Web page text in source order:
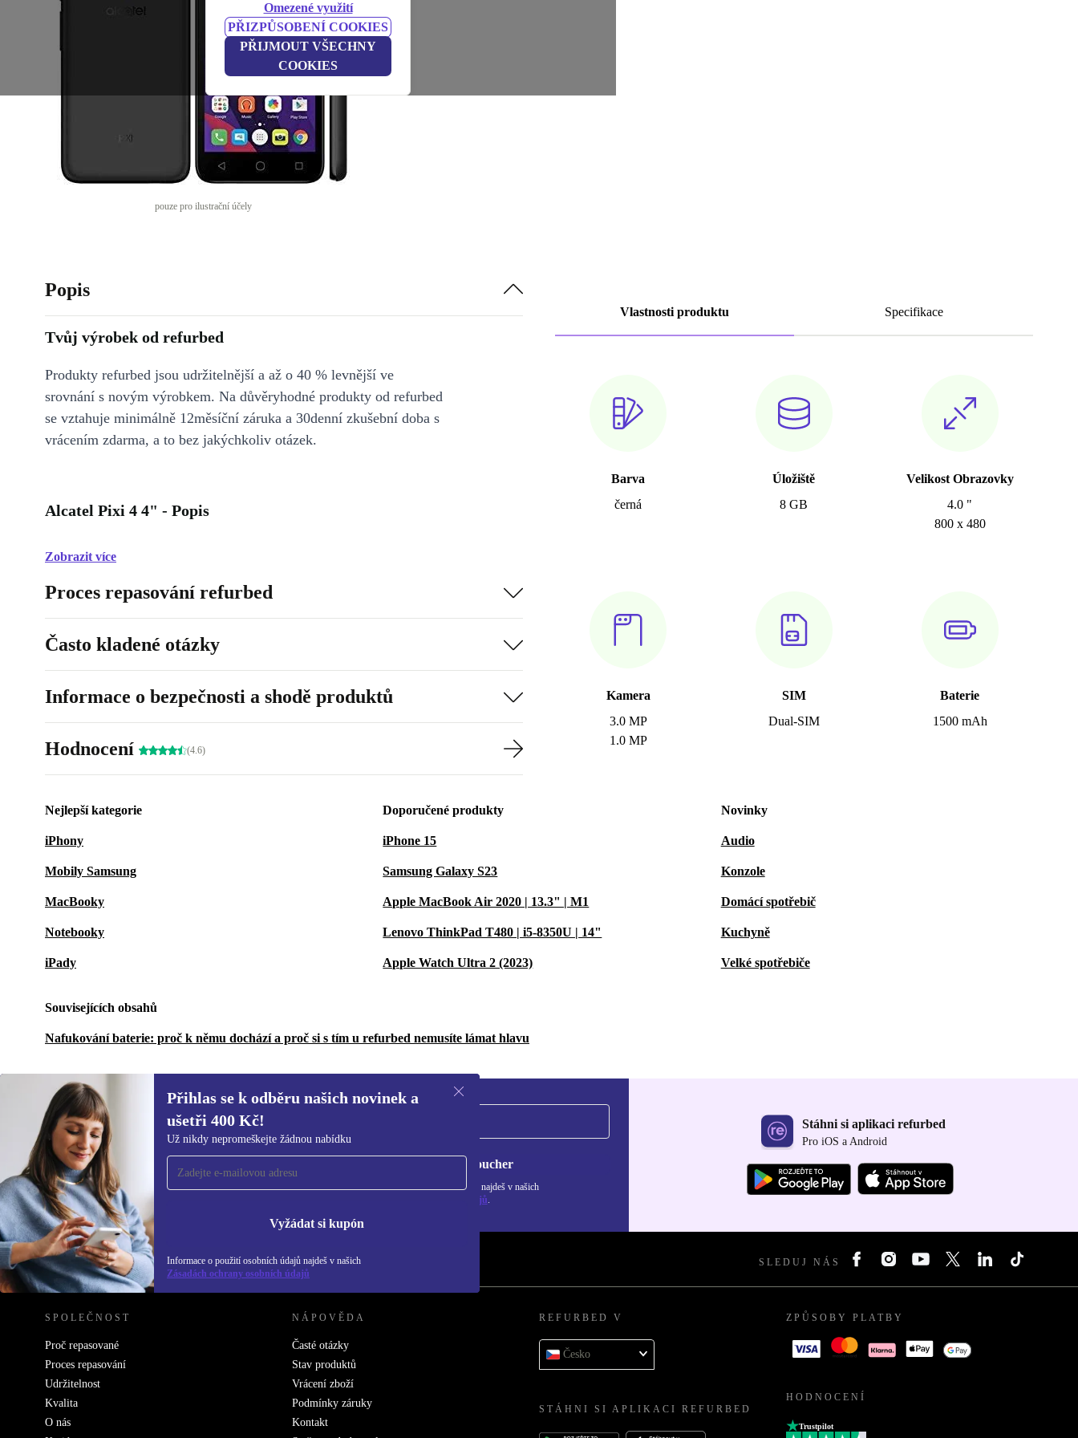
Omezené využití
PŘIZPŮSOBENÍ COOKIES
PŘIJMOUT VŠECHNY
COOKIES
pouze pro ilustrační účely
Vlastnosti produktu Specifikace
Barva
černá
Úložiště
8 GB
Velikost Obrazovky
4.0 "
800 x 480
Kamera
3.0 MP
1.0 MP
SIM
Dual-SIM
Baterie
1500 mAh
Popis
Tvůj výrobek od refurbed
Produkty refurbed jsou udržitelnější a až o 40 % levnější ve
srovnání s novým výrobkem. Na důvěryhodné produkty od refurbed
se vztahuje minimálně 12měsíční záruka a 30denní zkušební doba s
vrácením zdarma, a to bez jakýchkoliv otázek.
Alcatel Pixi 4 4" - Popis
Zobrazit více
Proces repasování refurbed
Často kladené otázky
Informace o bezpečnosti a shodě produktů
Hodnocení (4.6)
Nejlepší kategorie
iPhony
Mobily Samsung
MacBooky
Notebooky
iPady
Doporučené produkty
iPhone 15
Samsung Galaxy S23
Apple MacBook Air 2020 | 13.3" | M1
Lenovo ThinkPad T480 | i5-8350U | 14"
Apple Watch Ultra 2 (2023)
Novinky
Audio
Konzole
Domácí spotřebič
Kuchyně
Velké spotřebiče
Souvisejících obsahů
Nafukování baterie: proč k němu dochází a proč si s tím u refurbed nemusíte lámat hlavu
Přihlas se k odběru našich novinek a
ušetři 400 Kč!
Už nikdy nepromeškejte žádnou nabídku
Vyžádat si kupón
Informace o použití osobních údajů najdeš v našich
Zásadách ochrany osobních údajů
Přihlas se k odběru našich novinek a
ušetři 400 Kč!
Už nikdy nepromeškej žádnou nabídku.
Chci voucher
Informace o použití osobních údajů najdeš v našich
Zásadách ochrany osobních údajů.
Stáhni si aplikaci refurbed
Pro iOS a Android
REFURBED ČESKO - RETHINK NEW. SLEDUJ NÁS
SPOLEČNOST
Proč repasované
Proces repasování
Udržitelnost
Kvalita
O nás
NÁPOVĚDA
Časté otázky
Stav produktů
Vrácení zboží
Podmínky záruky
Kontakt
REFURBED V
Česko
STÁHNI SI APLIKACI REFURBED
ZPŮSOBY PLATBY
HODNOCENÍ
Trustpilot